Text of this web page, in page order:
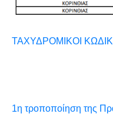
ΤΑΧΥΔΡΟΜΙΚΟΙ
1η τροποποίηση της